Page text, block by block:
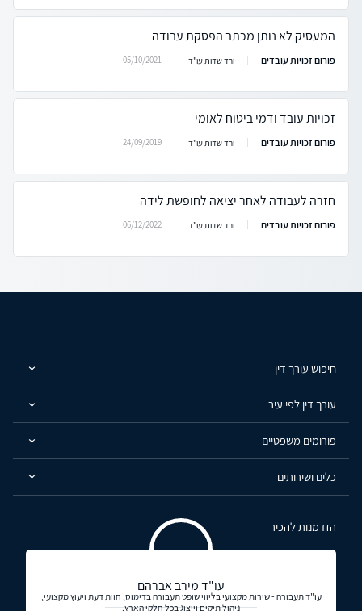
המעסיק לא נותן מכתב הפסקת עבודה
פורום זכויות עובדים ורד שדות עו"ד 05/10/2021
זכויות עובד ודמי ביטוח לאומי
פורום זכויות עובדים ורד שדות עו"ד 24/09/2019
חזרה לעבודה לאחר יציאה לחופשת לידה
פורום זכויות עובדים ורד שדות עו"ד 06/12/2022
חיפוש עורך דין
עורך דין לפי עיר
פורומים משפטיים
כלים ושירותים
הזדמנות להכיר
עו"ד מירב אברהם
עו"ד תעבורה - שירות מקצועי בליווי שופט תעבורה בדימוס, חוות דעת ויעוץ מקצועי,
ניהול תיקים וייצוג בכל חלקי הארץ.